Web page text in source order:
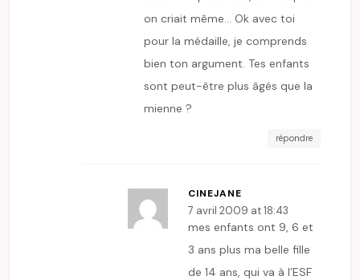
on criait même… Ok avec toi
pour la médaille, je comprends
bien ton argument. Tes enfants
sont peut-être plus âgés que la
mienne ?
répondre
CINEJANE
7 avril 2009 at 18:43
mes enfants ont 9, 6 et
3 ans plus ma belle fille
de 14 ans, qui va à l’ESF